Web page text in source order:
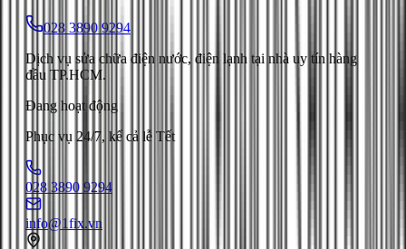
028 3890 9294
Dịch vụ sửa chữa điện nước, điện lạnh tại nhà uy tín hàng
đầu TP.HCM.
Đang hoạt động
Phục vụ 24/7, kể cả lễ Tết
028 3890 9294
info@1fix.vn